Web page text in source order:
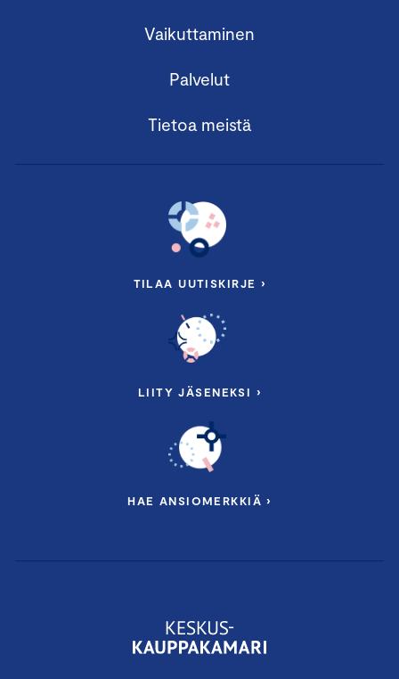
Vaikuttaminen
Palvelut
Tietoa meistä
TILAA UUTISKIRJE ›
LIITY JÄSENEKSI ›
HAE ANSIOMERKKIÄ ›